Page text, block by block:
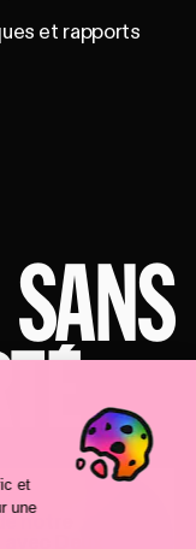
et rapports
SANS
notre